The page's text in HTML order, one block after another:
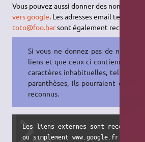
Vous pouvez aussi donner des noms aux
vers google. Les adresses email telles que
toto@foo.barsont également reconnues.
Si vous ne donnez pas de noms aux
liens et que ceux-ci contiennent des
caractères inhabituelles, tel que des
paranthèses, ils pourraient être mal
reconnus.
Les liens externes sont reconnus
ou simplement www.google.fr -